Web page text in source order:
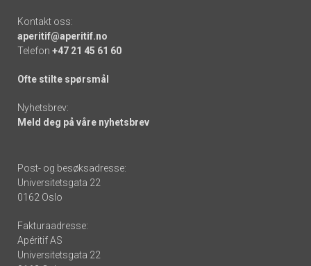
Kontakt oss:
aperitif@aperitif.no
Telefon +47 21 45 61 60
Ofte stilte spørsmål
Nyhetsbrev:
Meld deg på våre nyhetsbrev
Post- og besøksadresse:
Universitetsgata 22
0162 Oslo
Fakturaadresse:
Apéritif AS
Universitetsgata 22